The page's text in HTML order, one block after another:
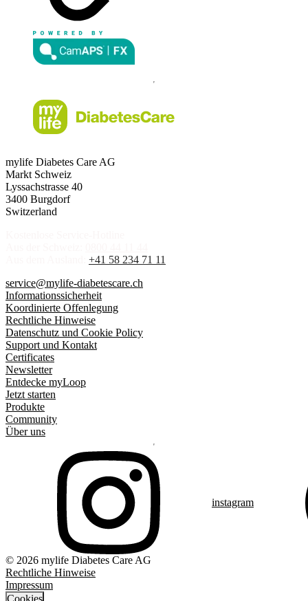
mylife Diabetes Care AG
Markt Schweiz
Lyssachstrasse 40
3400 Burgdorf
Switzerland
+41 58 234 71 11
service@mylife-diabetescare.ch
Informationssicherheit
Koordinierte Offenlegung
Rechtliche Hinweise
Datenschutz und Cookie Policy
Support und Kontakt
Certificates
Newsletter
Entdecke myLoop
Jetzt starten
Produkte
Community
Über uns
instagram
© 2026 mylife Diabetes Care AG
Rechtliche Hinweise
Impressum
Cookies